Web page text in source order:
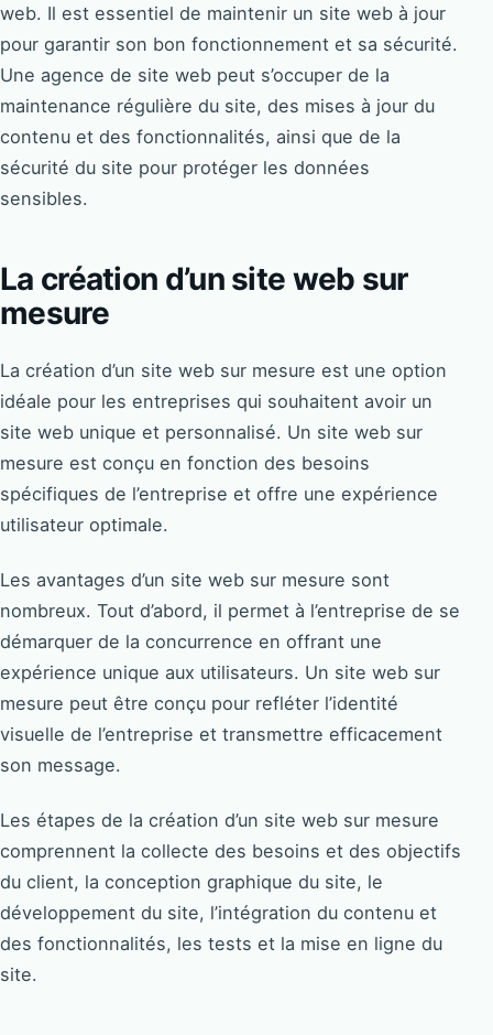
web. Il est essentiel de maintenir un site web à jour
pour garantir son bon fonctionnement et sa sécurité.
Une agence de site web peut s’occuper de la
maintenance régulière du site, des mises à jour du
contenu et des fonctionnalités, ainsi que de la
sécurité du site pour protéger les données
sensibles.
La création d’un site web sur
mesure
La création d’un site web sur mesure est une option
idéale pour les entreprises qui souhaitent avoir un
site web unique et personnalisé. Un site web sur
mesure est conçu en fonction des besoins
spécifiques de l’entreprise et offre une expérience
utilisateur optimale.
Les avantages d’un site web sur mesure sont
nombreux. Tout d’abord, il permet à l’entreprise de se
démarquer de la concurrence en offrant une
expérience unique aux utilisateurs. Un site web sur
mesure peut être conçu pour refléter l’identité
visuelle de l’entreprise et transmettre efficacement
son message.
Les étapes de la création d’un site web sur mesure
comprennent la collecte des besoins et des objectifs
du client, la conception graphique du site, le
développement du site, l’intégration du contenu et
des fonctionnalités, les tests et la mise en ligne du
site.